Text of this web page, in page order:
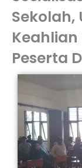
Sekolah,
Keahlian
Peserta